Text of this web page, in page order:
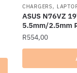
CHARGERS,
ASUS N76VZ
5.5mm/2.5mm
R554,00